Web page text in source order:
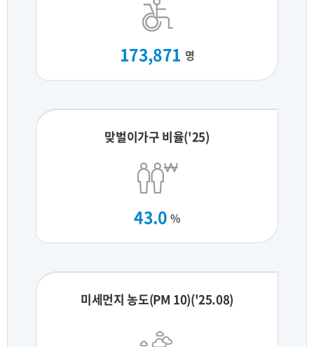
173,871 명
맞벌이가구 비율('25)
43.0 %
미세먼지 농도(PM 10)('25.08)